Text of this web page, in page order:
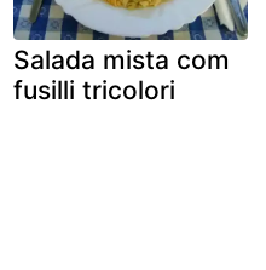
Salada mista com
fusilli tricolori